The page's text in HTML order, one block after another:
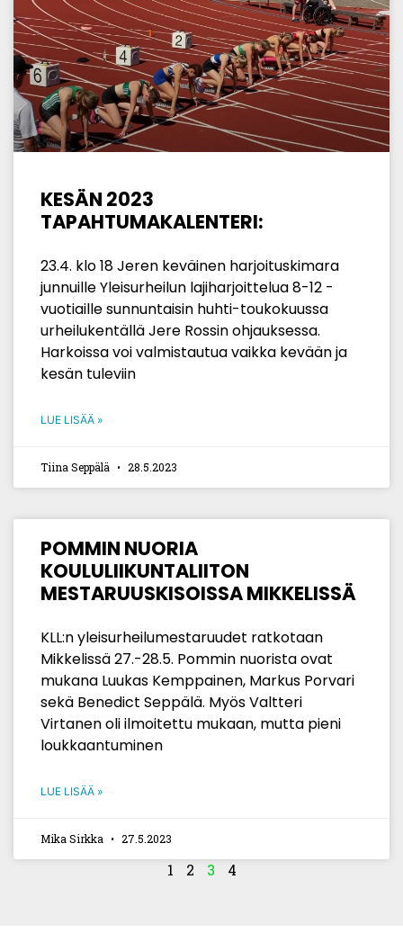
KESÄN 2023
TAPAHTUMAKALENTERI:
23.4. klo 18 Jeren keväinen harjoituskimara
junnuille Yleisurheilun lajiharjoittelua 8-12 -
vuotiaille sunnuntaisin huhti-toukokuussa
urheilukentällä Jere Rossin ohjauksessa.
Harkoissa voi valmistautua vaikka kevään ja
kesän tuleviin
LUE LISÄÄ »
Tiina Seppälä 28.5.2023
POMMIN NUORIA
KOULULIIKUNTALIITON
MESTARUUSKISOISSA MIKKELISSÄ
KLL:n yleisurheilumestaruudet ratkotaan
Mikkelissä 27.-28.5. Pommin nuorista ovat
mukana Luukas Kemppainen, Markus Porvari
sekä Benedict Seppälä. Myös Valtteri
Virtanen oli ilmoitettu mukaan, mutta pieni
loukkaantuminen
LUE LISÄÄ »
Mika Sirkka 27.5.2023
1 2 3 4